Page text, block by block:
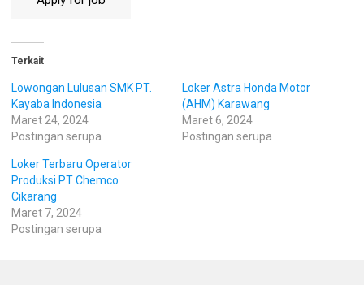
Terkait
Lowongan Lulusan SMK PT.
Kayaba Indonesia
Maret 24, 2024
Postingan serupa
Loker Astra Honda Motor
(AHM) Karawang
Maret 6, 2024
Postingan serupa
Loker Terbaru Operator
Produksi PT Chemco
Cikarang
Maret 7, 2024
Postingan serupa